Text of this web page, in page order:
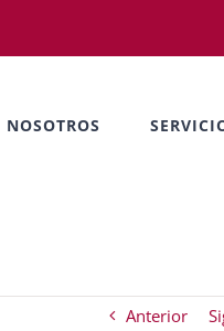
NOSOTROS
Anterior